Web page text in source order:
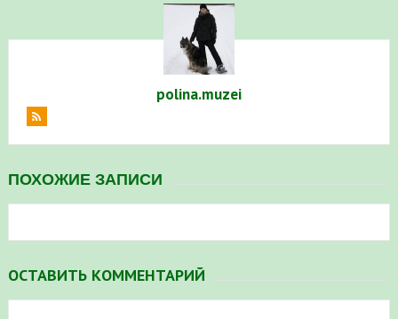
polina.muzei
ПОХОЖИЕ ЗАПИСИ
ОСТАВИТЬ КОММЕНТАРИЙ